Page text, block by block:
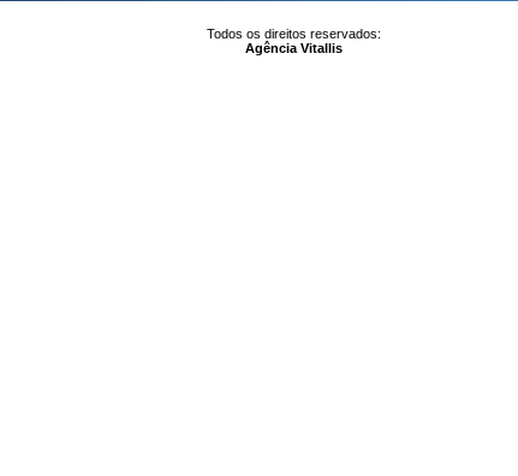
Todos os direitos reservados:
Agência Vitallis